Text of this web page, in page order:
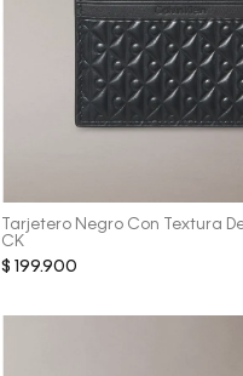
Tarjetero Negro Con Textura
CK
$ 199.900